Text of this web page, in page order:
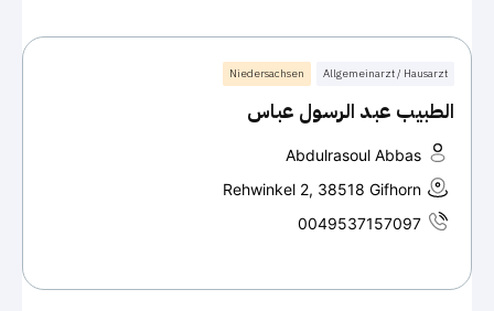
Allgemeinarzt / Hausarzt
Niedersachsen
الطبيب عبد الرسول عباس
Abdulrasoul Abbas
Rehwinkel 2, 38518 Gifhorn
0049537157097